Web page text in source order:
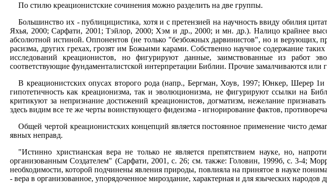
По стилю креационистские сочинения можно разделить на две группы.
Большинство их - публицицистика, хотя и с претензией на научность ввиду обилия
Яхья, 2000; Сарфати, 2001; Тэйлор, 2000; Хэм и др., 2000; и мн. др.). Налицо крайнее
абсолютной истиной. Оппонентов (не только "безбожных дарвинистов", но и верующих,
расизма, других грехах, грозят им Божьими карами. Собственно научное содержание
исследований креационистов, но фигурируют данные, заимствованные из работ
соответствующие фундаменталистской интерпретации Библии. Прочие замалчиваются или
В креационистских опусах второго рода (напр., Бергман, Хоув, 1997; Юнкер, Шерер
гипотетичность как креационизма, так и эволюционизма, не фигурируют ссылки на
критикуют за непризнание достижений креационистов, догматизм, нежелание
здесь видим все те же черты воинствующего фидеизма - игнорирование фактов,
Общей чертой креационистских концепций является постоянное применение чисто
явных неправд.
"Истинно христианская вера не только не является препятствием науке, но,
организованным Создателем" (Сарфати, 2001, с. 26; см. также: Головин, 1999б, с. 3-4;
необходимости, которой подчинены явления природы, повлияла на принятое в науке
- вера в организованное, упорядоченное мироздание, характерная и для языческих